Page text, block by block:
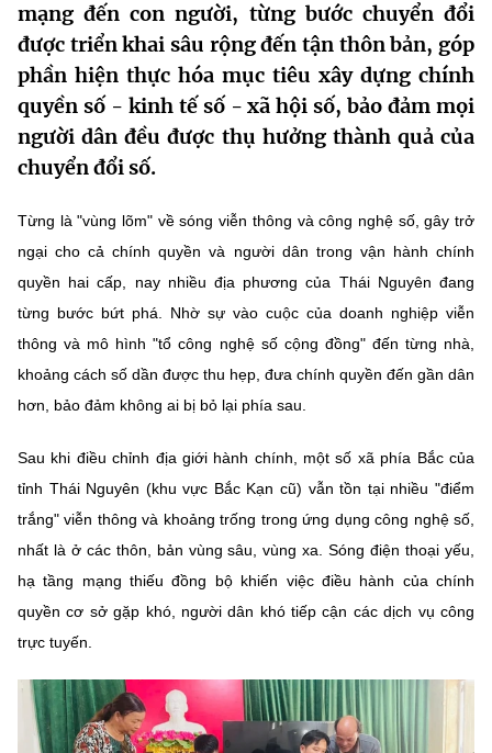
Sở Khoa học và Công nghệ
Chuyển đổi số
Bưu chính, Viễn thông
Sở hữu trí tuệ
Năng lượng nguyên tử
Tin tổng hợp
Tin địa phương
Văn bản QPPL
Văn bản chỉ đạo điều hành
Lấy ý kiến người dân về dự thảo VBQPPL
MST IOFFICE
THỐNG KÊ
Khoa học và Công nghệ
Đổi mới sáng tạo
Bưu chính, Viễn thông
Sở hữu trí tuệ
Tiêu chuẩn, đo lường, chất lượng
Năng lượng nguyên tử
Multimedia
THƯ ĐIỆN TỬ
Khác
Infographic
Voice
Nhiệm vụ trọng tâm
Vietnamese English
MINISTRY OF SCIENCE AND TECHNOLOGY
Điều khoản sử dụng Theo dõi MST: Góp ý
mạng đến con người, từng bước chuyển đổi
được triển khai sâu rộng đến tận thôn bản, góp
phần hiện thực hóa mục tiêu xây dựng chính
quyền số - kinh tế số - xã hội số, bảo đảm mọi
người dân đều được thụ hưởng thành quả của
chuyển đổi số.
Từng là "vùng lõm" về sóng viễn thông và công nghệ số, gây trở
ngại cho cả chính quyền và người dân trong vận hành chính
quyền hai cấp, nay nhiều địa phương của Thái Nguyên đang
từng bước bứt phá. Nhờ sự vào cuộc của doanh nghiệp viễn
thông và mô hình "tổ công nghệ số cộng đồng" đến từng nhà,
khoảng cách số dần được thu hẹp, đưa chính quyền đến gần dân
hơn, bảo đảm không ai bị bỏ lại phía sau.
Sau khi điều chỉnh địa giới hành chính, một số xã phía Bắc của
tỉnh Thái Nguyên (khu vực Bắc Kạn cũ) vẫn tồn tại nhiều "điểm
trắng" viễn thông và khoảng trống trong ứng dụng công nghệ số,
nhất là ở các thôn, bản vùng sâu, vùng xa. Sóng điện thoại yếu,
hạ tầng mạng thiếu đồng bộ khiến việc điều hành của chính
quyền cơ sở gặp khó, người dân khó tiếp cận các dịch vụ công
trực tuyến.